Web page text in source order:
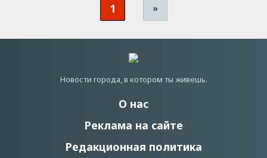
1 »
Новости города, в котором ты живешь.
О нас
Реклама на сайте
Редакционная политика